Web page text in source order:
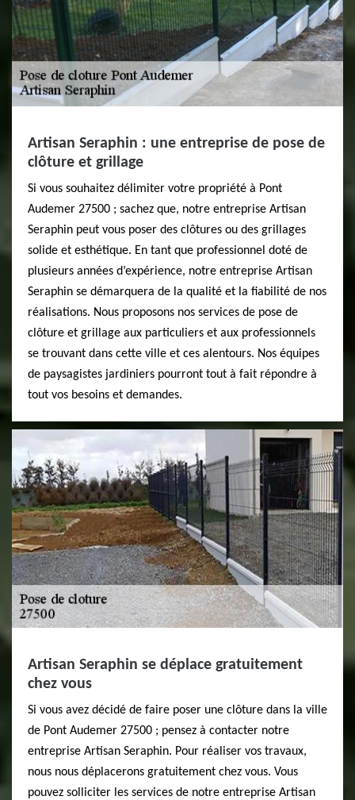
Artisan Seraphin : une entreprise de pose de
clôture et grillage
Si vous souhaitez délimiter votre propriété à Pont
Audemer 27500 ; sachez que, notre entreprise Artisan
Seraphin peut vous poser des clôtures ou des grillages
solide et esthétique. En tant que professionnel doté de
plusieurs années d’expérience, notre entreprise Artisan
Seraphin se démarquera de la qualité et la fiabilité de nos
réalisations. Nous proposons nos services de pose de
clôture et grillage aux particuliers et aux professionnels
se trouvant dans cette ville et ces alentours. Nos équipes
de paysagistes jardiniers pourront tout à fait répondre à
tout vos besoins et demandes.
Artisan Seraphin se déplace gratuitement
chez vous
Si vous avez décidé de faire poser une clôture dans la ville
de Pont Audemer 27500 ; pensez à contacter notre
entreprise Artisan Seraphin. Pour réaliser vos travaux,
nous nous déplacerons gratuitement chez vous. Vous
pouvez solliciter les services de notre entreprise Artisan